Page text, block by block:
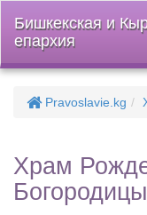
Бишкекская и
епархия
Pravoslavie.kg
Храм